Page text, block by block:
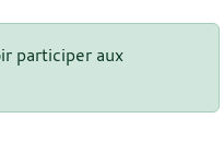
participer aux